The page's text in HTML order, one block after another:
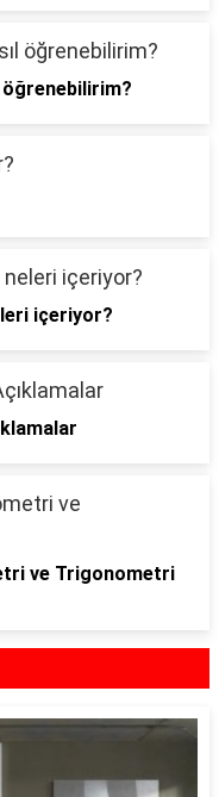
içeriyor?
ve Trigonometri